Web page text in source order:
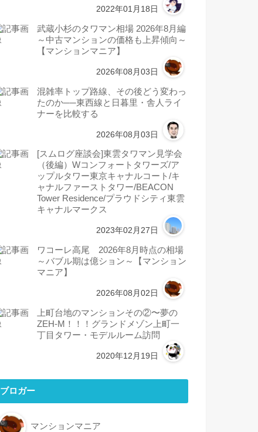
2022年01月18日
武蔵小杉のタワマン相場 2026年8月編
～中古マンションの価格も上昇傾向～
【マンションマニア】
2026年08月03日
混雑率トップ路線、その後どう変わっ
たのか──東西線と日暮里・舎人ライ
ナーを比較する
2026年08月03日
[スムログ座談会]東雲タワマン見学会
（後編）Wコンフォートタワーズ/ア
ップルタワー東京キャナルコート/キ
ャナルファーストタワー/BEACON
Tower Residence/プラウドシティ東雲
キャナルマークス
2023年02月27日
ワコーレ高尾 2026年8月時点の相場
～バブル期は億ション～【マンション
マニア】
2026年08月02日
上町台地のマンションその②〜夢の
ZEH-M！！！グランドメゾン上町一
丁目タワー・モデルルーム訪問
2020年12月19日
ブロガー
マンションマニア